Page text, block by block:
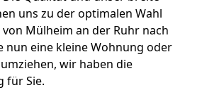
uns zu der optimalen Wahl
Mülheim an der Ruhr nach
nun eine kleine Wohnung oder
wir haben die
für Sie.